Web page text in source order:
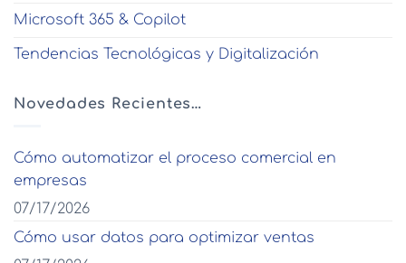
Microsoft 365 & Copilot
Tendencias Tecnológicas y Digitalización
Novedades Recientes…
Cómo automatizar el proceso comercial en
empresas
07/17/2026
Cómo usar datos para optimizar ventas